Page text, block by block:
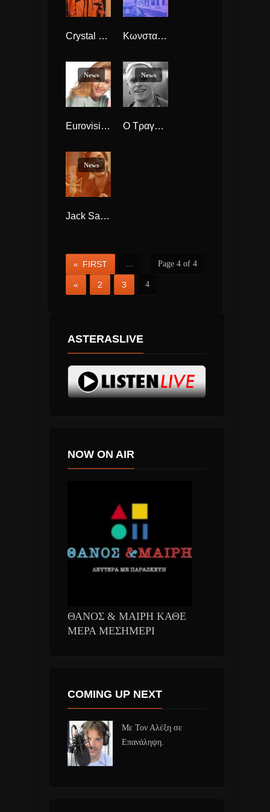
Crystal Fighters “Wild Ones” νέο Single Kωνσταντίνος BHTA “Περίεργη Ώρα” νέο EP αλμπουμ
News
Eurovision 2019 H Τάμτα αναβάλει την παρουσίαση του Τραγουδιού της λόγω Υγείας
News
Ο Τραγουδιστής των Prodigy – Keith Flint,έβαλε τέλος στην ζωή του, στο σπίτι του στην Αγγλία
News
Jack Savoretti “Candlelight” νέο single και videoClip
Page 4 of 4
« FIRST ...
« 2 3 4
ASTERASLIVE
NOW ON AIR
ΘΑΝΟΣ & ΜΑΙΡΗ ΚΑΘΕ
ΜΕΡΑ ΜΕΣΗΜΕΡΙ
COMING UP NEXT
Με Τον Αλέξη σε
Επανάληψη.